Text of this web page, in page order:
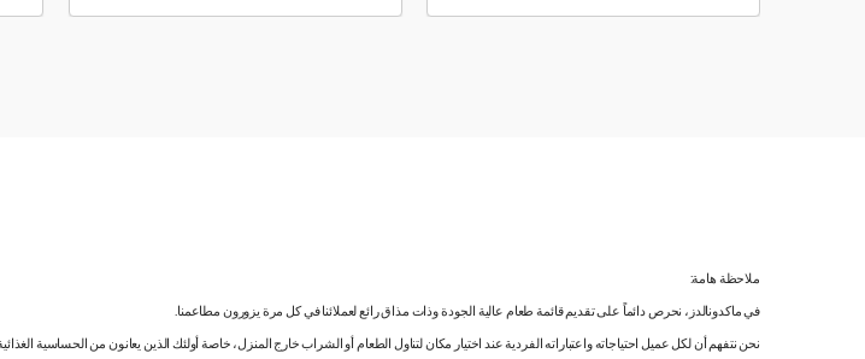
ملاحظة هامة:
في ماكدونالدز، نحرص دائماً على تقديم قائمة طعام عالية الجودة وذات مذاق رائع لعملائنا في كل مرة يزورون مطاعمنا.
نحن نتفهم أن لكل عميل احتياجاته واعتباراته الفردية عند اختيار مكان لتناول الطعام أو الشراب خارج المنزل، خاصة أولئك الذين يعانون من الحساسية